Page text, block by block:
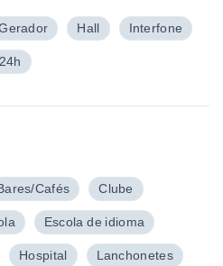
Hall Interfone
Cafés Clube
Escola de idioma
Hospital Lanchonetes